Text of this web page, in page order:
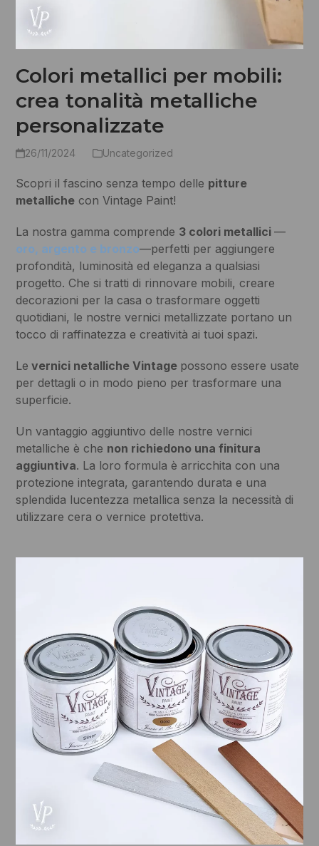
Colori metallici per mobili:
crea tonalità metalliche
personalizzate
26/11/2024 Uncategorized
Scopri il fascino senza tempo delle pitture
metalliche con Vintage Paint!
La nostra gamma comprende 3 colori metallici—
oro, argento e bronzo—perfetti per aggiungere
profondità, luminosità ed eleganza a qualsiasi
progetto. Che si tratti di rinnovare mobili, creare
decorazioni per la casa o trasformare oggetti
quotidiani, le nostre vernici metallizzate portano un
tocco di raffinatezza e creatività ai tuoi spazi.
Le vernici netalliche Vintage possono essere usate
per dettagli o in modo pieno per trasformare una
superficie.
Un vantaggio aggiuntivo delle nostre vernici
metalliche è che non richiedono una finitura
aggiuntiva. La loro formula è arricchita con una
protezione integrata, garantendo durata e una
splendida lucentezza metallica senza la necessità di
utilizzare cera o vernice protettiva.